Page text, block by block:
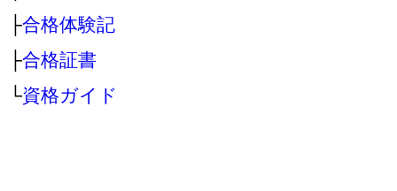
├合格体験記
├合格証書
└資格ガイド